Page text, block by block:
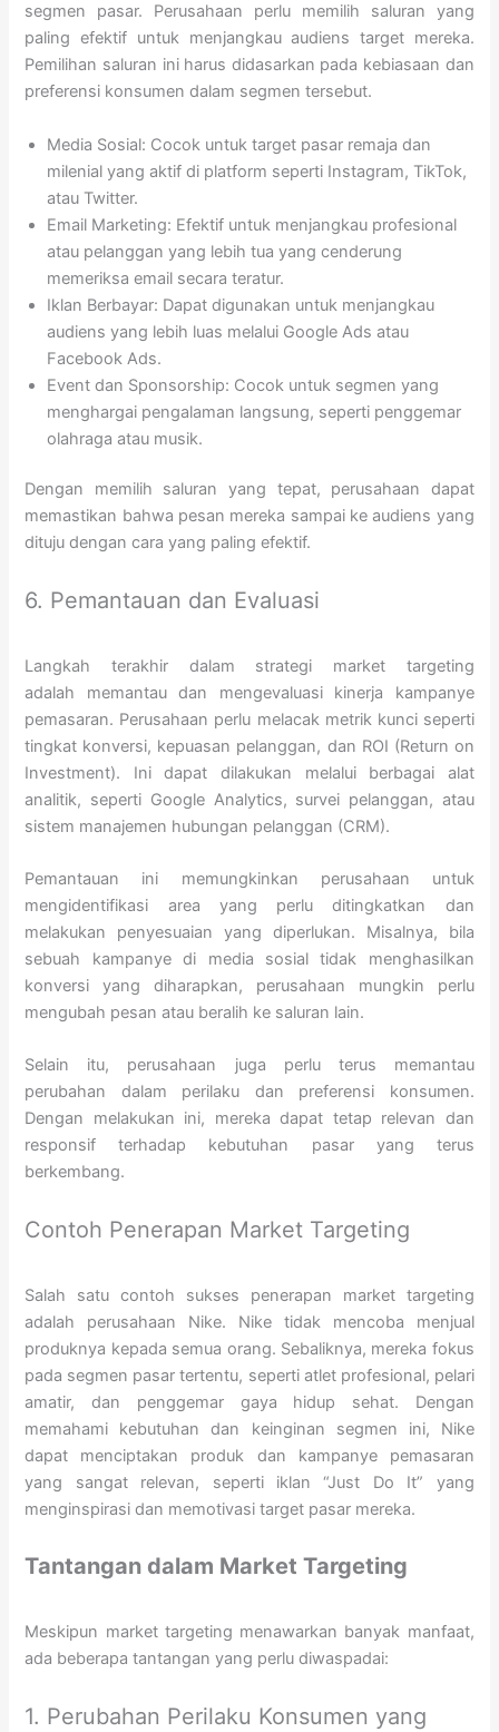
segmen pasar. Perusahaan perlu memilih saluran yang
paling efektif untuk menjangkau audiens target mereka.
Pemilihan saluran ini harus didasarkan pada kebiasaan dan
preferensi konsumen dalam segmen tersebut.
Media Sosial: Cocok untuk target pasar remaja dan
milenial yang aktif di platform seperti Instagram, TikTok,
atau Twitter.
Email Marketing: Efektif untuk menjangkau profesional
atau pelanggan yang lebih tua yang cenderung
memeriksa email secara teratur.
Iklan Berbayar: Dapat digunakan untuk menjangkau
audiens yang lebih luas melalui Google Ads atau
Facebook Ads.
Event dan Sponsorship: Cocok untuk segmen yang
menghargai pengalaman langsung, seperti penggemar
olahraga atau musik.
Dengan memilih saluran yang tepat, perusahaan dapat
memastikan bahwa pesan mereka sampai ke audiens yang
dituju dengan cara yang paling efektif.
6. Pemantauan dan Evaluasi
Langkah terakhir dalam strategi market targeting
adalah memantau dan mengevaluasi kinerja kampanye
pemasaran. Perusahaan perlu melacak metrik kunci seperti
tingkat konversi, kepuasan pelanggan, dan ROI (Return on
Investment). Ini dapat dilakukan melalui berbagai alat
analitik, seperti Google Analytics, survei pelanggan, atau
sistem manajemen hubungan pelanggan (CRM).
Pemantauan ini memungkinkan perusahaan untuk
mengidentifikasi area yang perlu ditingkatkan dan
melakukan penyesuaian yang diperlukan. Misalnya, bila
sebuah kampanye di media sosial tidak menghasilkan
konversi yang diharapkan, perusahaan mungkin perlu
mengubah pesan atau beralih ke saluran lain.
Selain itu, perusahaan juga perlu terus memantau
perubahan dalam perilaku dan preferensi konsumen.
Dengan melakukan ini, mereka dapat tetap relevan dan
responsif terhadap kebutuhan pasar yang terus
berkembang.
Contoh Penerapan Market Targeting
Salah satu contoh sukses penerapan market targeting
adalah perusahaan Nike. Nike tidak mencoba menjual
produknya kepada semua orang. Sebaliknya, mereka fokus
pada segmen pasar tertentu, seperti atlet profesional, pelari
amatir, dan penggemar gaya hidup sehat. Dengan
memahami kebutuhan dan keinginan segmen ini, Nike
dapat menciptakan produk dan kampanye pemasaran
yang sangat relevan, seperti iklan “Just Do It” yang
menginspirasi dan memotivasi target pasar mereka.
Tantangan dalam Market Targeting
Meskipun market targeting menawarkan banyak manfaat,
ada beberapa tantangan yang perlu diwaspadai:
1. Perubahan Perilaku Konsumen yang